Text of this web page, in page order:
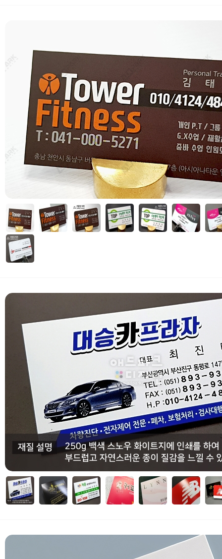
가세 포함가입니다. (3만원 이상 무료배송)
자세히보기
가세 포함가입니다. (3만원 이상 무료배송)
자세히보기